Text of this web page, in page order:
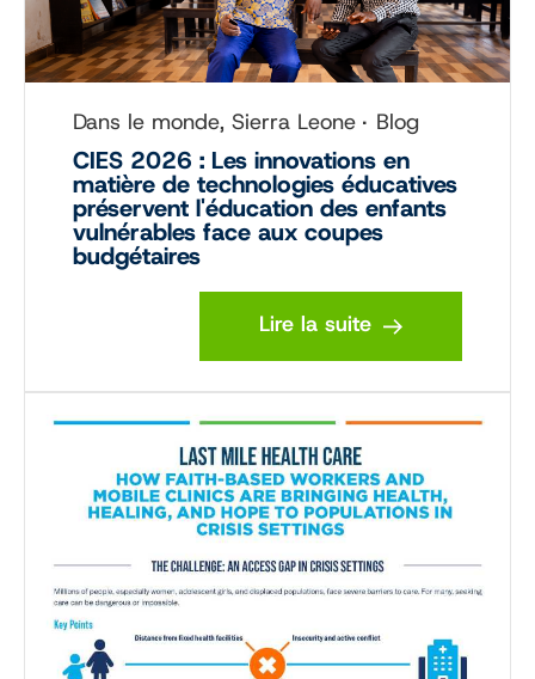
Dans le monde, Sierra Leone Blog
CIES 2026 : Les innovations en
matière de technologies éducatives
préservent l'éducation des enfants
vulnérables face aux coupes
budgétaires
Lire la suite